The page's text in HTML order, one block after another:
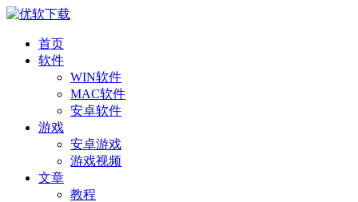
首页
软件
WIN软件
MAC软件
安卓软件
游戏
安卓游戏
游戏视频
文章
教程